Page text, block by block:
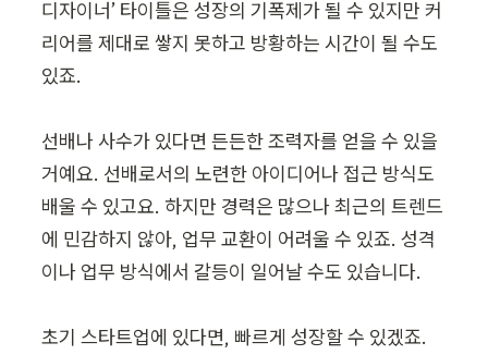
디자이너’ 타이틀은 성장의 기폭제가 될 수 있지만 커
리어를 제대로 쌓지 못하고 방황하는 시간이 될 수도
있죠.
선배나 사수가 있다면 든든한 조력자를 얻을 수 있을
거예요. 선배로서의 노련한 아이디어나 접근 방식도
배울 수 있고요. 하지만 경력은 많으나 최근의 트렌드
에 민감하지 않아, 업무 교환이 어려울 수 있죠. 성격
이나 업무 방식에서 갈등이 일어날 수도 있습니다.
초기 스타트업에 있다면, 빠르게 성장할 수 있겠죠.